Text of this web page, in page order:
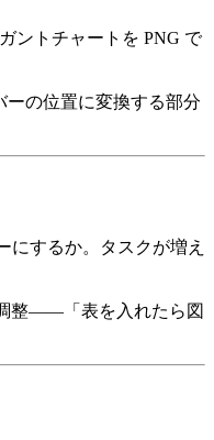
ントチャートを PNG で
ーの位置に変換する部分
にするか。タスクが増え
整——「表を入れたら図